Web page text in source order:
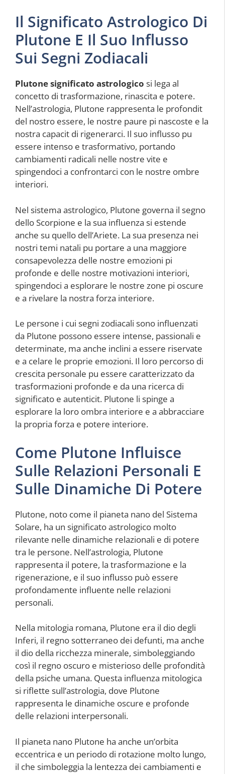
Il Significato Astrologico Di
Plutone E Il Suo Influsso
Sui Segni Zodiacali
Plutone significato astrologico si lega al
concetto di trasformazione, rinascita e potere.
Nell’astrologia, Plutone rappresenta le profondit
del nostro essere, le nostre paure pi nascoste e la
nostra capacit di rigenerarci. Il suo influsso pu
essere intenso e trasformativo, portando
cambiamenti radicali nelle nostre vite e
spingendoci a confrontarci con le nostre ombre
interiori.
Nel sistema astrologico, Plutone governa il segno
dello Scorpione e la sua influenza si estende
anche su quello dell’Ariete. La sua presenza nei
nostri temi natali pu portare a una maggiore
consapevolezza delle nostre emozioni pi
profonde e delle nostre motivazioni interiori,
spingendoci a esplorare le nostre zone pi oscure
e a rivelare la nostra forza interiore.
Le persone i cui segni zodiacali sono influenzati
da Plutone possono essere intense, passionali e
determinate, ma anche inclini a essere riservate
e a celare le proprie emozioni. Il loro percorso di
crescita personale pu essere caratterizzato da
trasformazioni profonde e da una ricerca di
significato e autenticit. Plutone li spinge a
esplorare la loro ombra interiore e a abbracciare
la propria forza e potere interiore.
Come Plutone Influisce
Sulle Relazioni Personali E
Sulle Dinamiche Di Potere
Plutone, noto come il pianeta nano del Sistema
Solare, ha un significato astrologico molto
rilevante nelle dinamiche relazionali e di potere
tra le persone. Nell’astrologia, Plutone
rappresenta il potere, la trasformazione e la
rigenerazione, e il suo influsso può essere
profondamente influente nelle relazioni
personali.
Nella mitologia romana, Plutone era il dio degli
Inferi, il regno sotterraneo dei defunti, ma anche
il dio della ricchezza minerale, simboleggiando
così il regno oscuro e misterioso delle profondità
della psiche umana. Questa influenza mitologica
si riflette sull’astrologia, dove Plutone
rappresenta le dinamiche oscure e profonde
delle relazioni interpersonali.
Il pianeta nano Plutone ha anche un’orbita
eccentrica e un periodo di rotazione molto lungo,
il che simboleggia la lentezza dei cambiamenti e